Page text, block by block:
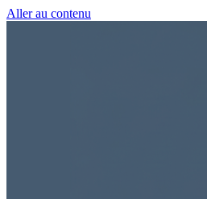
Aller au contenu